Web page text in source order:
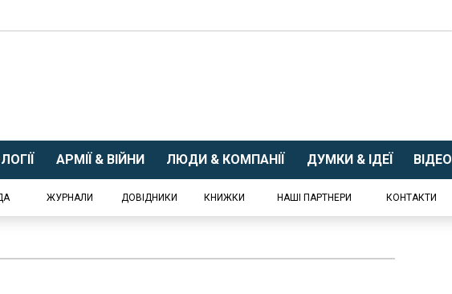
АРМІЇ & ВІЙНИ ЛЮДИ & КОМПАНІЇ ДУМКИ & ІДЕЇ ВІДЕО
ЖУРНАЛИ ДОВІДНИКИ КНИЖКИ НАШІ ПАРТНЕРИ КОНТАКТИ